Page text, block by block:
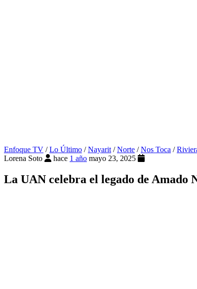
Enfoque TV /Lo Último /Nayarit/Norte /Nos Toca /
Lorena Soto
hace 1 año mayo 23, 2025
La UAN celebra el legado de Amado